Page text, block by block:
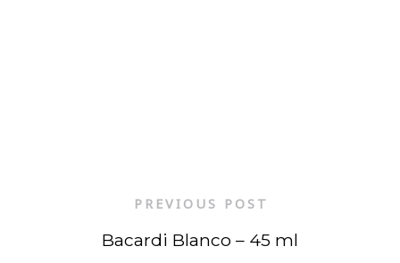
PREVIOUS POST
Bacardi Blanco – 45 ml